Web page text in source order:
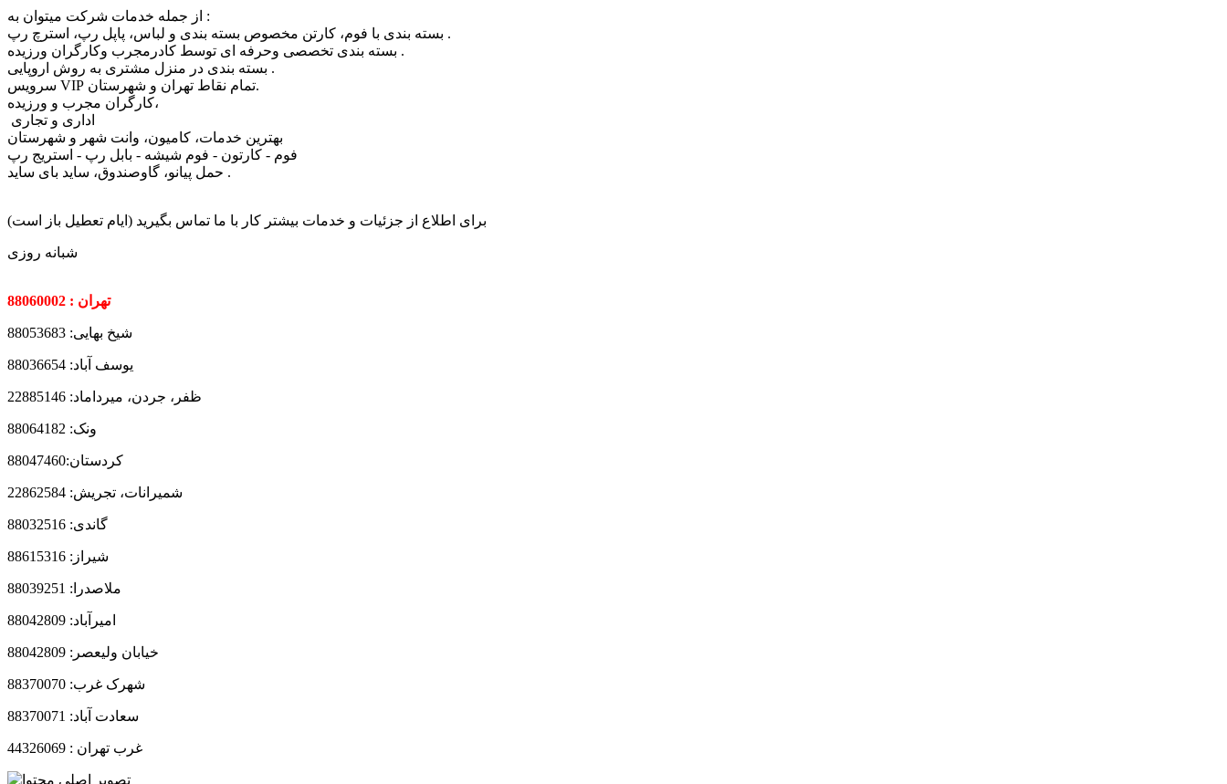
از جمله خدمات شرکت میتوان به :
بسته بندی با فوم، کارتن مخصوص بسته بندی و لباس، پاپل رپ، استرچ رپ .
بسته بندی تخصصی وحرفه ای توسط کادرمجرب وکارگران ورزیده .
بسته بندی در منزل مشتری به روش اروپایی .
سرویس VIP تمام نقاط تهران و شهرستان.
کارگران مجرب و ورزیده،
اداری و تجاری
بهترین خدمات، کامیون، وانت شهر و شهرستان
فوم - کارتون - فوم شیشه - بابل رپ - استریج رپ
حمل پیانو، گاوصندوق، ساید بای ساید .
برای اطلاع از جزئیات و خدمات بیشتر کار با ما تماس بگیرید (ایام تعطیل باز است)
شبانه روزی
تهران : 88060002
شیخ بهایی: 88053683
یوسف آباد: 88036654
ظفر، جردن، میرداماد: 22885146
ونک: 88064182
کردستان:88047460
شمیرانات، تجریش: 22862584
گاندی: 88032516
شیراز: 88615316
ملاصدرا: 88039251
امیرآباد: 88042809
خیابان ولیعصر: 88042809
شهرک غرب: 88370070
سعادت آباد: 88370071
غرب تهران : 44326069